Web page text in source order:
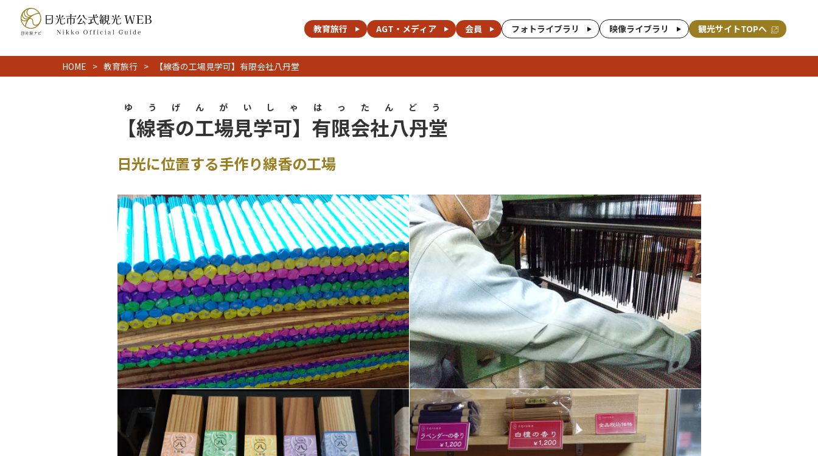
教育旅行 AGT・メディア 会員 フォトライブラリ 映像ライブラリ 観光サイトTOPへ
HOME 教育旅行 【線香の工場見学可】有限会社八丹堂
【線香の工場見学可】有限会社八丹堂
ゆうげんがいしゃはったんどう
日光に位置する手作り線香の工場